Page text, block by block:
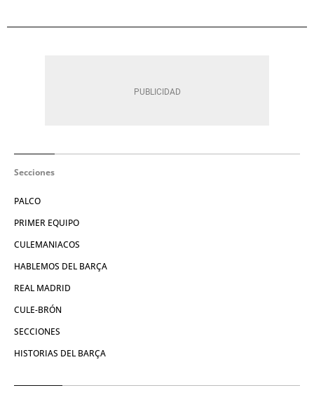
Secciones
PALCO
PRIMER EQUIPO
CULEMANIACOS
HABLEMOS DEL BARÇA
REAL MADRID
CULE-BRÓN
SECCIONES
HISTORIAS DEL BARÇA